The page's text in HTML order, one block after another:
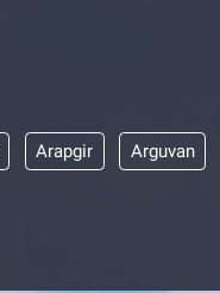
Arapgir Arguvan